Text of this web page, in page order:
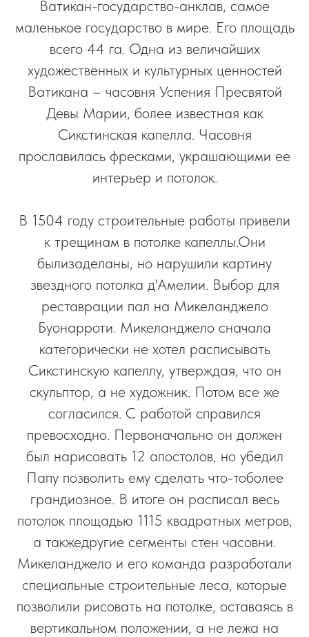
Ватикан-государство-анклав, самое
маленькое государство в мире. Его площадь
всего 44 га. Одна из величайших
художественных и культурных ценностей
Ватикана – часовня Успения Пресвятой
Девы Марии, более известная как
Сикстинская капелла. Часовня
прославилась фресками, украшающими ее
интерьер и потолок.
В 1504 году строительные работы привели
к трещинам в потолке капеллы.Они
былизаделаны, но нарушили картину
звездного потолка д'Амелии. Выбор для
реставрации пал на Микеланджело
Буонарроти. Микеланджело сначала
категорически не хотел расписывать
Сикстинскую капеллу, утверждая, что он
скульптор, а не художник. Потом все же
согласился. С работой справился
превосходно. Первоначально он должен
был нарисовать 12 апостолов, но убедил
Папу позволить ему сделать что-тоболее
грандиозное. В итоге он расписал весь
потолок площадью 1115 квадратных метров,
а такжедругие сегменты стен часовни.
Микеланджело и его команда разработали
специальные строительные леса, которые
позволили рисовать на потолке, оставаясь в
вертикальном положении, а не лежа на